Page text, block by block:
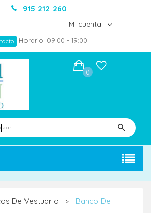
915 212 260
Mi cuenta
Horario: 09:00 - 19:00
0
De Vestuario >
Banco De